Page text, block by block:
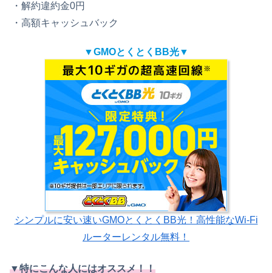
・解約違約金0円
・高額キャッシュバック
▼GMOとくとくBB光▼
シンプルに安い速いGMOとくとくBB光！高性能なWi-Fi
ルーターレンタル無料！
▼特にこんな人にはオススメ！！